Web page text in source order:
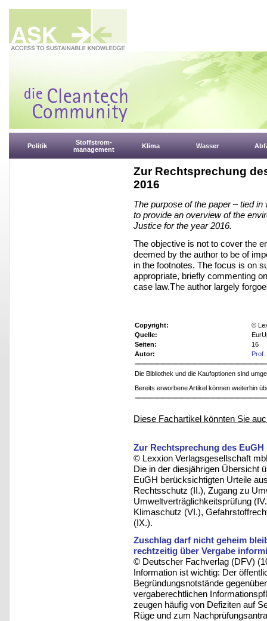
Politik
Stoffstrom-
management
Klima Wasser
Zur Rechtsprechung
2016
The purpose of the paper – tied
to provide an overview of the
Justice for the year 2016.
The objective is not to cover the
deemed by the author to be of
in the footnotes. The focus is on
appropriate, briefly commenting
case law.The author largely
Copyright:
©
Quelle:
Seiten:
16
Autor:
Die Bibliothek und die Kaufoptionen sind
Bereits erworbene Artikel können weiterhin
Diese Fachartikel könnten Sie
Zur Rechtsprechung des
© Lexxion Verlagsgesellschaft
Die in der diesjährigen Übersicht
EuGH berücksichtigten Urteile
Rechtsschutz (II.), Zugang zu
Umweltverträglichkeitsprüfung
Klimaschutz (VI.),
(IX.).
Zuschlag darf nicht geheim
rechtzeitig über Vergabe
© Deutscher Fachverlag (DFV)
Information ist wichtig: Der
Begründungsnotstände
vergaberechtlichen
zeugen häufig von Defiziten auf
Rüge und zum